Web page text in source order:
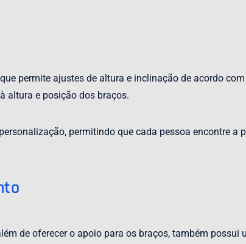
permite ajustes de altura e inclinação de acordo
altura e posição dos braços.
permitindo que cada pessoa encontre
de oferecer o apoio para os braços, também